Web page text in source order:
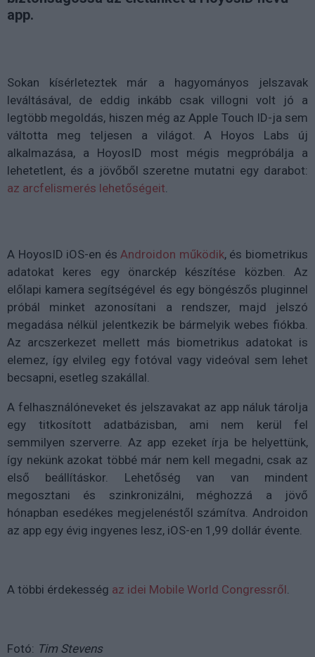
app.
Sokan kísérleteztek már a hagyományos jelszavak
leváltásával, de eddig inkább csak villogni volt jó a
legtöbb megoldás, hiszen még az Apple Touch ID-ja sem
váltotta meg teljesen a világot. A Hoyos Labs új
alkalmazása, a HoyosID most mégis megpróbálja a
lehetetlent, és a jövőből szeretne mutatni egy darabot:
az arcfelismerés lehetőségeit.
A HoyosID iOS-en ésAndroidon működik, és biometrikus
adatokat keres egy önarckép készítése közben. Az
előlapi kamera segítségével és egy böngészős pluginnel
próbál minket azonosítani a rendszer, majd jelszó
megadása nélkül jelentkezik be bármelyik webes fiókba.
Az arcszerkezet mellett más biometrikus adatokat is
elemez, így elvileg egy fotóval vagy videóval sem lehet
becsapni, esetleg szakállal.
A felhasználóneveket és jelszavakat az app náluk tárolja
egy titkosított adatbázisban, ami nem kerül fel
semmilyen szerverre. Az app ezeket írja be helyettünk,
így nekünk azokat többé már nem kell megadni, csak az
első beállításkor. Lehetőség van van mindent
megosztani és szinkronizálni, méghozzá a jövő
hónapban esedékes megjelenéstől számítva. Androidon
az app egy évig ingyenes lesz, iOS-en 1,99 dollár évente.
A többi érdekesség az idei Mobile World Congressről.
Fotó: Tim Stevens